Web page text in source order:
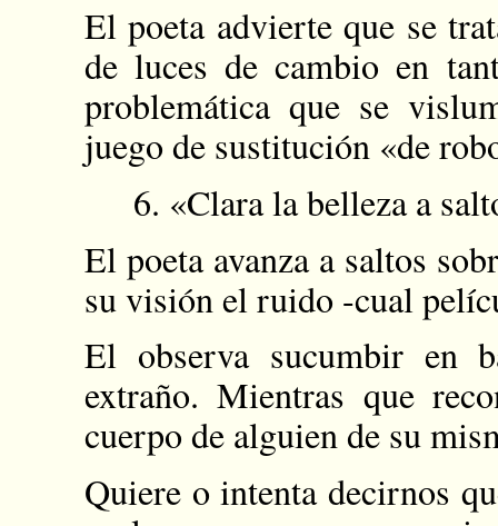
El poeta advierte que se
de luces de cambio en
problemática que se
juego de sustitución «de
6. «Clara la belleza a
El poeta avanza a saltos
su visión el ruido -cual
El observa sucumbir en
extraño. Mientras que
cuerpo de alguien de su
Quiere o intenta decirnos